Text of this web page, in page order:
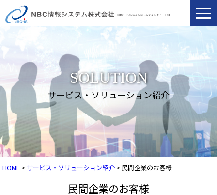
SOLUTION
サービス・ソリューション紹介
HOME > サービス・ソリューション紹介 > 民間企業のお客様
民間企業のお客様